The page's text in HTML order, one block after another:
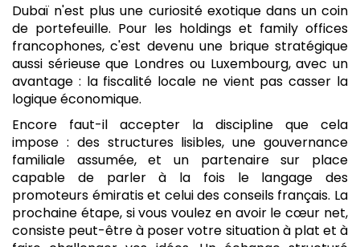
Dubaï n'est plus une curiosité exotique dans un coin
de portefeuille. Pour les holdings et family offices
francophones, c'est devenu une brique stratégique
aussi sérieuse que Londres ou Luxembourg, avec un
avantage : la fiscalité locale ne vient pas casser la
logique économique.
Encore faut-il accepter la discipline que cela
impose : des structures lisibles, une gouvernance
familiale assumée, et un partenaire sur place
capable de parler à la fois le langage des
promoteurs émiratis et celui des conseils français. La
prochaine étape, si vous voulez en avoir le cœur net,
consiste peut-être à poser votre situation à plat et à